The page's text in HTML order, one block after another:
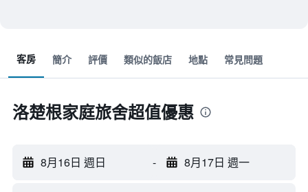
客房 簡介 評價 類似的飯店 地點 常見問題
洛楚根家庭旅舍超值優惠
8月16日 週日 - 8月17日 週一